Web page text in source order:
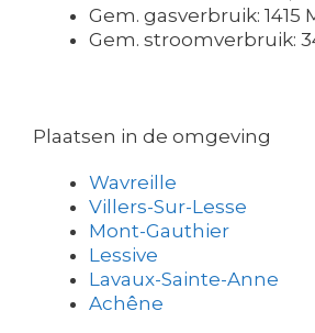
Gem. gasverbruik: 1415
Gem. stroomverbruik:
Plaatsen in de omgeving
Wavreille
Villers-Sur-Lesse
Mont-Gauthier
Lessive
Lavaux-Sainte-Anne
Achêne